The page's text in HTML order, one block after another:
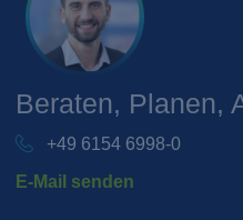
Beraten, Planen,
+49 6154 6998-0
E-Mail senden